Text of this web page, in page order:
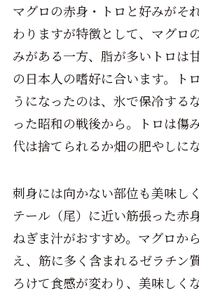
マグロの赤身・トロと好みがそ
わりますが特徴として、マグロ
みがある一方、脂が多いトロは
の日本人の嗜好に合います。ト
うになったのは、氷で保冷する
った昭和の戦後から。トロは傷
代は捨てられるか畑の肥やしに
刺身には向かない部位も美味し
テール（尾）に近い筋張った赤
ねぎま汁がおすすめ。マグロか
え、筋に多く含まれるゼラチン
ろけて食感が変わり、美味しく